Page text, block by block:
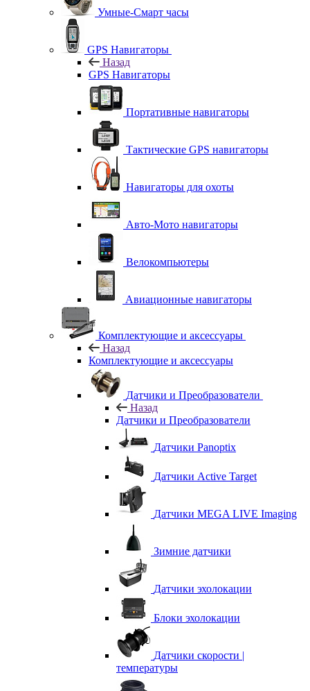
Умные-Смарт часы
GPS Навигаторы
Назад
GPS Навигаторы
Портативные навигаторы
Тактические GPS навигаторы
Навигаторы для охоты
Авто-Мото навигаторы
Велокомпьютеры
Авиационные навигаторы
Комплектующие и аксессуары
Назад
Комплектующие и аксессуары
Датчики и Преобразователи
Назад
Датчики и Преобразователи
Датчики Panoptix
Датчики Active Target
Датчики MEGA LIVE Imaging
Зимние датчики
Датчики эхолокации
Блоки эхолокации
Датчики скорости |
температуры